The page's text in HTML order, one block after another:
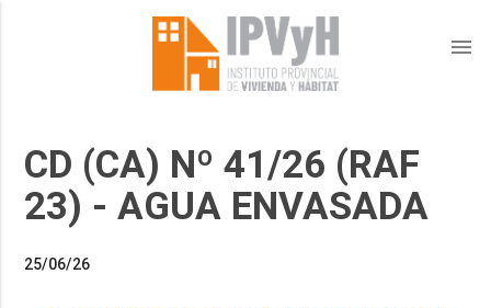
menu
CD (CA) Nº 41/26 (RAF
23) - AGUA ENVASADA
25/06/26